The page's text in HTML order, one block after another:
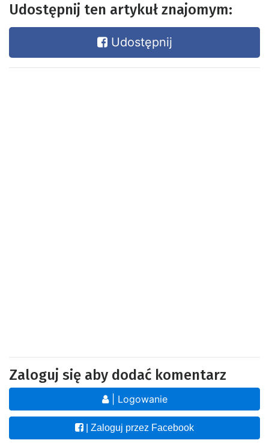
Udostępnij ten artykuł znajomym:
Udostępnij
Zaloguj się aby dodać komentarz
| Logowanie
| Zaloguj przez Facebook